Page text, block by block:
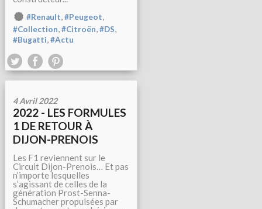
#Renault,#Peugeot,
#Collection,#Citroën,#DS,
#Bugatti,#Actu
4 Avril 2022
2022 - LES FORMULES
1 DE RETOUR À
DIJON-PRENOIS
Les F1 reviennent sur le
Circuit Dijon-Prenois… Et pas
n’importe lesquelles
s’agissant de celles de la
génération Prost-Senna-
Schumacher propulsées par